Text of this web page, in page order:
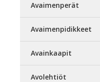
Avaimenperät
Avaimenpidikkeet
Avainkaapit
Avolehtiöt